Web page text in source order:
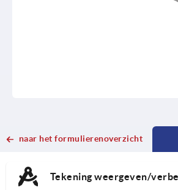
naar het formulierenoverzicht
Tekening weergeven/